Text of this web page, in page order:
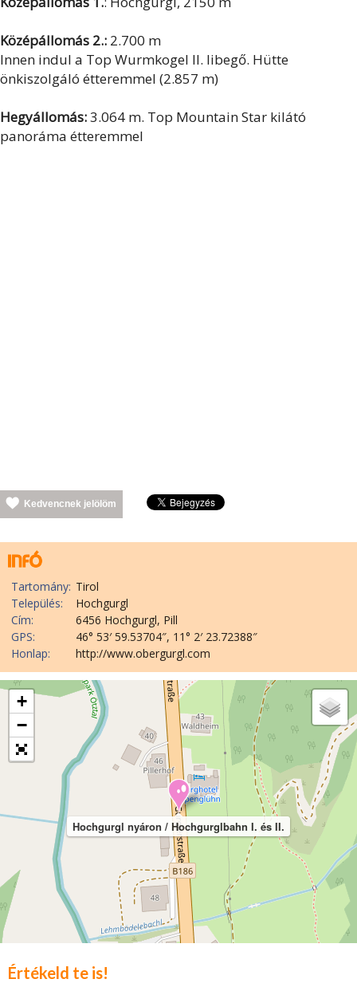
Középállomás 2.: 2.700 m
Innen indul a Top Wurmkogel II. libegő. Hütte
önkiszolgáló étteremmel (2.857 m)
Hegyállomás:3.064 m. Top Mountain Star kilátó
panoráma étteremmel
Kedvencnek jelölöm
Tartomány: Tirol
Település:
Hochgurgl
Cím:
6456 Hochgurgl, Pill
GPS:
46° 53′ 59.53704″, 11° 2′ 23.72388″
Honlap:
http://www.obergurgl.com
Hochgurgl nyáron / Hochgurglbahn I. és II.
+
−
Értékeld te is!